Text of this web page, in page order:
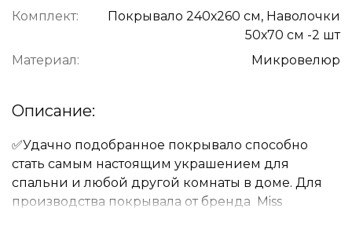
Комплект:
Покрывало 240х260 см, Наволочки
50х70 см -2 шт
Материал:
Микровелюр
Описание:
✅Удачно подобранное покрывало способно
стать самым настоящим украшением для
спальни и любой другой комнаты в доме. Для
производства покрывала от бренда Miss